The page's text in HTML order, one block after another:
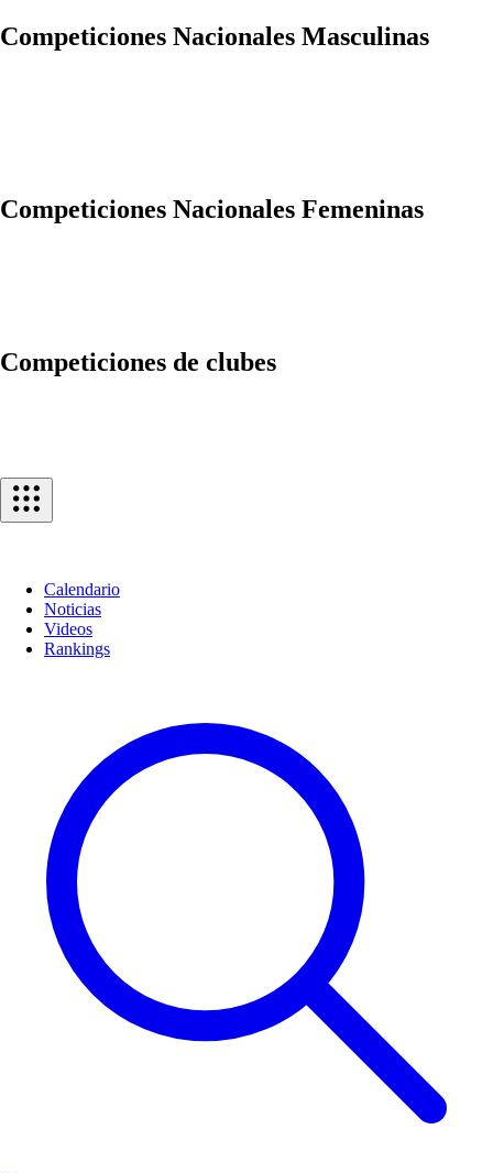
Competiciones Nacionales Masculinas
Competiciones Nacionales Femeninas
Competiciones de clubes
Calendario
Noticias
Videos
Rankings